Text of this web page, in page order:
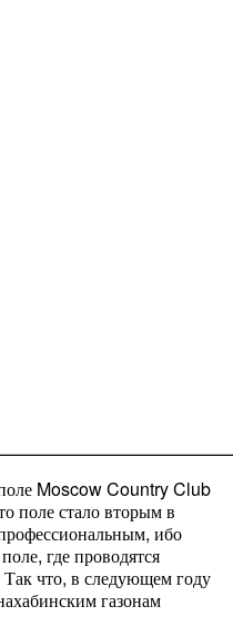
Moscow Country Club
поле стало вторым в
ибо
где проводятся
что, в следующем году
газонам